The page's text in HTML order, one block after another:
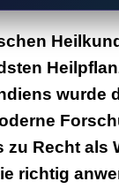
wurde
Recht
richtig